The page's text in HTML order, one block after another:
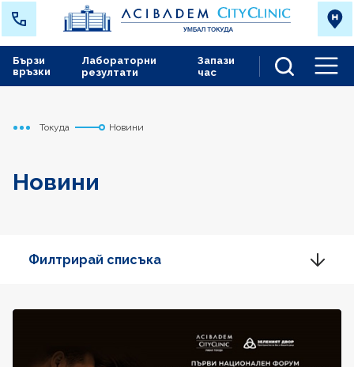
Лабораторни
резултати
Запази
час
Бързи
връзки
Начало
Токуда Новини
Новини
Филтрирай списъка